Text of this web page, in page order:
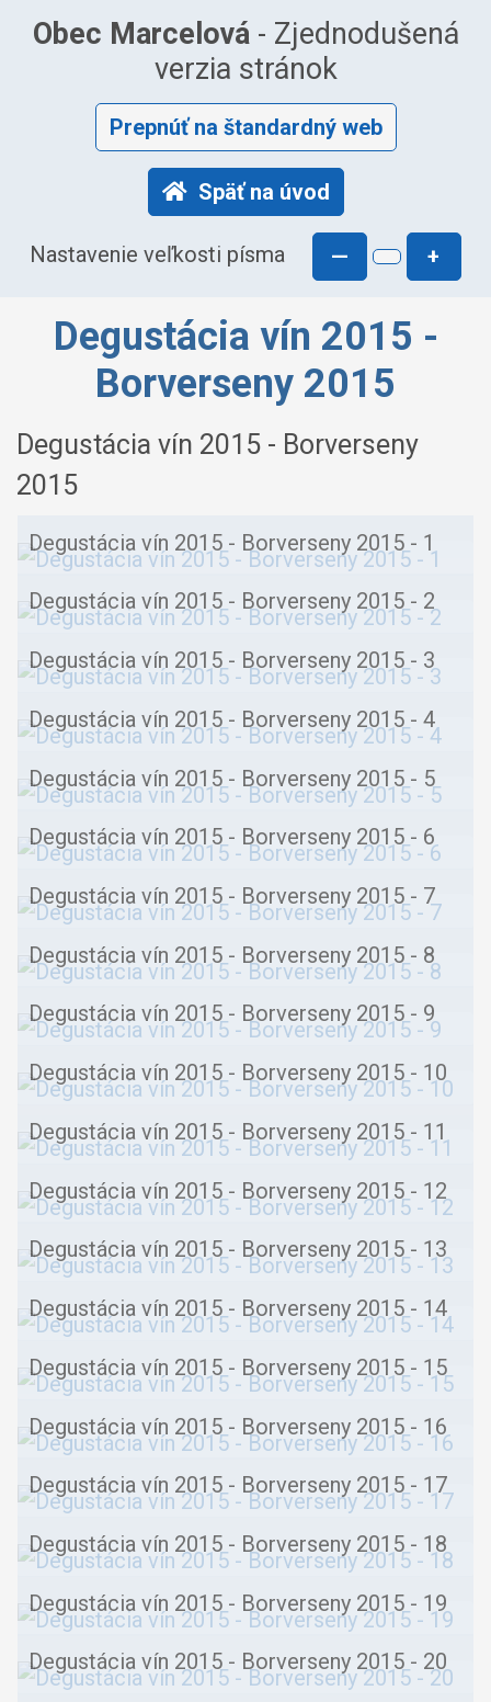
Obec Marcelová- Zjednodušená
verzia stránok
Prepnúť na štandardný web
Späť na úvod
Nastavenie veľkosti písma — +
Degustácia vín 2015 -
Borverseny 2015
Degustácia vín 2015 - Borverseny
2015
Degustácia vín 2015 - Borverseny 2015 - 1
Degustácia vín 2015 - Borverseny 2015 - 2
Degustácia vín 2015 - Borverseny 2015 - 3
Degustácia vín 2015 - Borverseny 2015 - 4
Degustácia vín 2015 - Borverseny 2015 - 5
Degustácia vín 2015 - Borverseny 2015 - 6
Degustácia vín 2015 - Borverseny 2015 - 7
Degustácia vín 2015 - Borverseny 2015 - 8
Degustácia vín 2015 - Borverseny 2015 - 9
Degustácia vín 2015 - Borverseny 2015 - 10
Degustácia vín 2015 - Borverseny 2015 - 11
Degustácia vín 2015 - Borverseny 2015 - 12
Degustácia vín 2015 - Borverseny 2015 - 13
Degustácia vín 2015 - Borverseny 2015 - 14
Degustácia vín 2015 - Borverseny 2015 - 15
Degustácia vín 2015 - Borverseny 2015 - 16
Degustácia vín 2015 - Borverseny 2015 - 17
Degustácia vín 2015 - Borverseny 2015 - 18
Degustácia vín 2015 - Borverseny 2015 - 19
Degustácia vín 2015 - Borverseny 2015 - 20